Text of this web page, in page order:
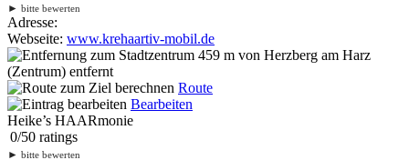
► bitte bewerten
Adresse:
Webseite: www.krehaartiv-mobil.de
459 m von Herzberg am Harz
(Zentrum) entfernt
Route
Bearbeiten
Heike’s HAARmonie
0/50 ratings
► bitte bewerten